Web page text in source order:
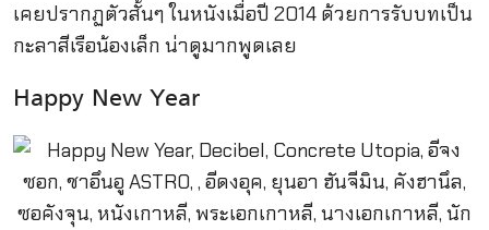
เคยปรากฏตัวสั้นๆ ในหนังเมื่อปี 2014 ด้วยการรับบทเป็น
กะลาสีเรือน้องเล็ก น่าดูมากพูดเลย
Happy New Year